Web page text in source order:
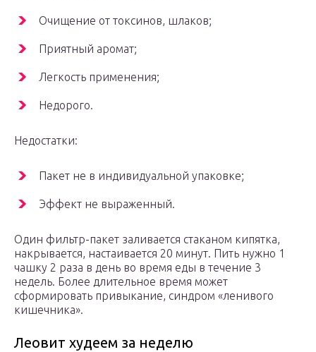
Очищение от токсинов, шлаков;
Приятный аромат;
Легкость применения;
Недорого.
Недостатки:
Пакет не в индивидуальной упаковке;
Эффект не выраженный.
Один фильтр-пакет заливается стаканом кипятка,
накрывается, настаивается 20 минут. Пить нужно 1
чашку 2 раза в день во время еды в течение 3
недель. Более длительное время может
сформировать привыкание, синдром «ленивого
кишечника».
Леовит худеем за неделю